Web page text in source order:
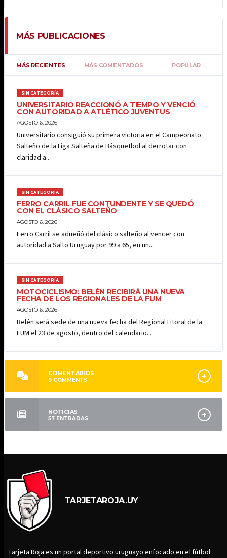
MÁS PUBLICACIONES
MÁS RECIENTES MÁS COMENTADOS POPULAR
SIN CATEGORÍA
UNIVERSITARIO REACCIONÓ A TIEMPO Y VENCIÓ
CON AUTORIDAD A ATLÉTICO JUVENTUS
AGOSTO 6, 2026
Universitario consiguió su primera victoria en el Campeonato
Salteño de la Liga Salteña de Básquetbol al derrotar con
claridad a...
SIN CATEGORÍA
FERRO CARRIL FUE CONTUNDENTE Y SE QUEDÓ
CON EL CLÁSICO SALTEÑO
AGOSTO 6, 2026
Ferro Carril se adueñó del clásico salteño al vencer con
autoridad a Salto Uruguay por 99 a 65, en un...
SIN CATEGORÍA
MOTOCICLISMO: BELÉN RECIBIRÁ UNA NUEVA
FECHA DE LOS REGIONALES DE LA FUM
AGOSTO 6, 2026
Belén será sede de una nueva fecha del Regional Litoral de la
FUM el 23 de agosto, dentro del calendario...
COMENTARIOS
9 COMMENTS
NOTICIAS
57 ENTRADAS
TARJETAROJA.UY
Tarjeta Roja es un portal deportivo uruguayo enfocado en el fútbol